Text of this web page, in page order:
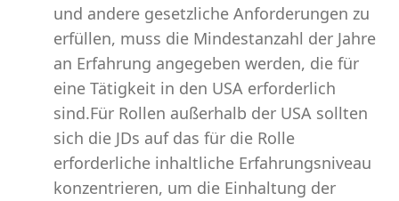
und andere gesetzliche Anforderungen zu
erfüllen, muss die Mindestanzahl der Jahre
an Erfahrung angegeben werden, die für
eine Tätigkeit in den USA erforderlich
sind.Für Rollen außerhalb der USA sollten
sich die JDs auf das für die Rolle
erforderliche inhaltliche Erfahrungsniveau
konzentrieren, um die Einhaltung der